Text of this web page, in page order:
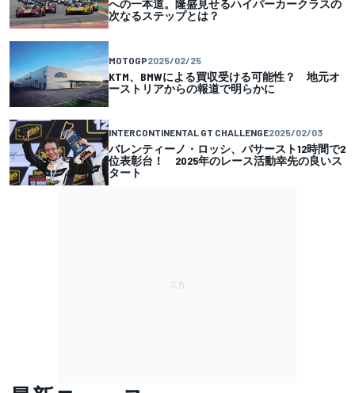
への一本道。隆盛見せるハイパーカークラスの
次なるステップとは？
MOTOGP2025/02/25
KTM、BMWによる買収受ける可能性？ 地元オ
ーストリアからの報道で明らかに
INTERCONTINENTAL GT CHALLENGE2025/02/03
バレンティーノ・ロッシ、バサースト12時間で2
位表彰台！ 2025年のレース活動幸先の良いス
タート